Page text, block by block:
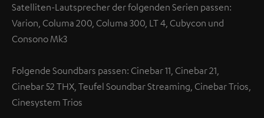
Satelliten-Lautsprecher der folgenden Serien passen:
Varion, Columa 200, Columa 300, LT 4, Cubycon und
Consono Mk3
Folgende Soundbars passen: Cinebar 11, Cinebar 21,
Cinebar 52 THX, Teufel Soundbar Streaming, Cinebar Trios,
Cinesystem Trios